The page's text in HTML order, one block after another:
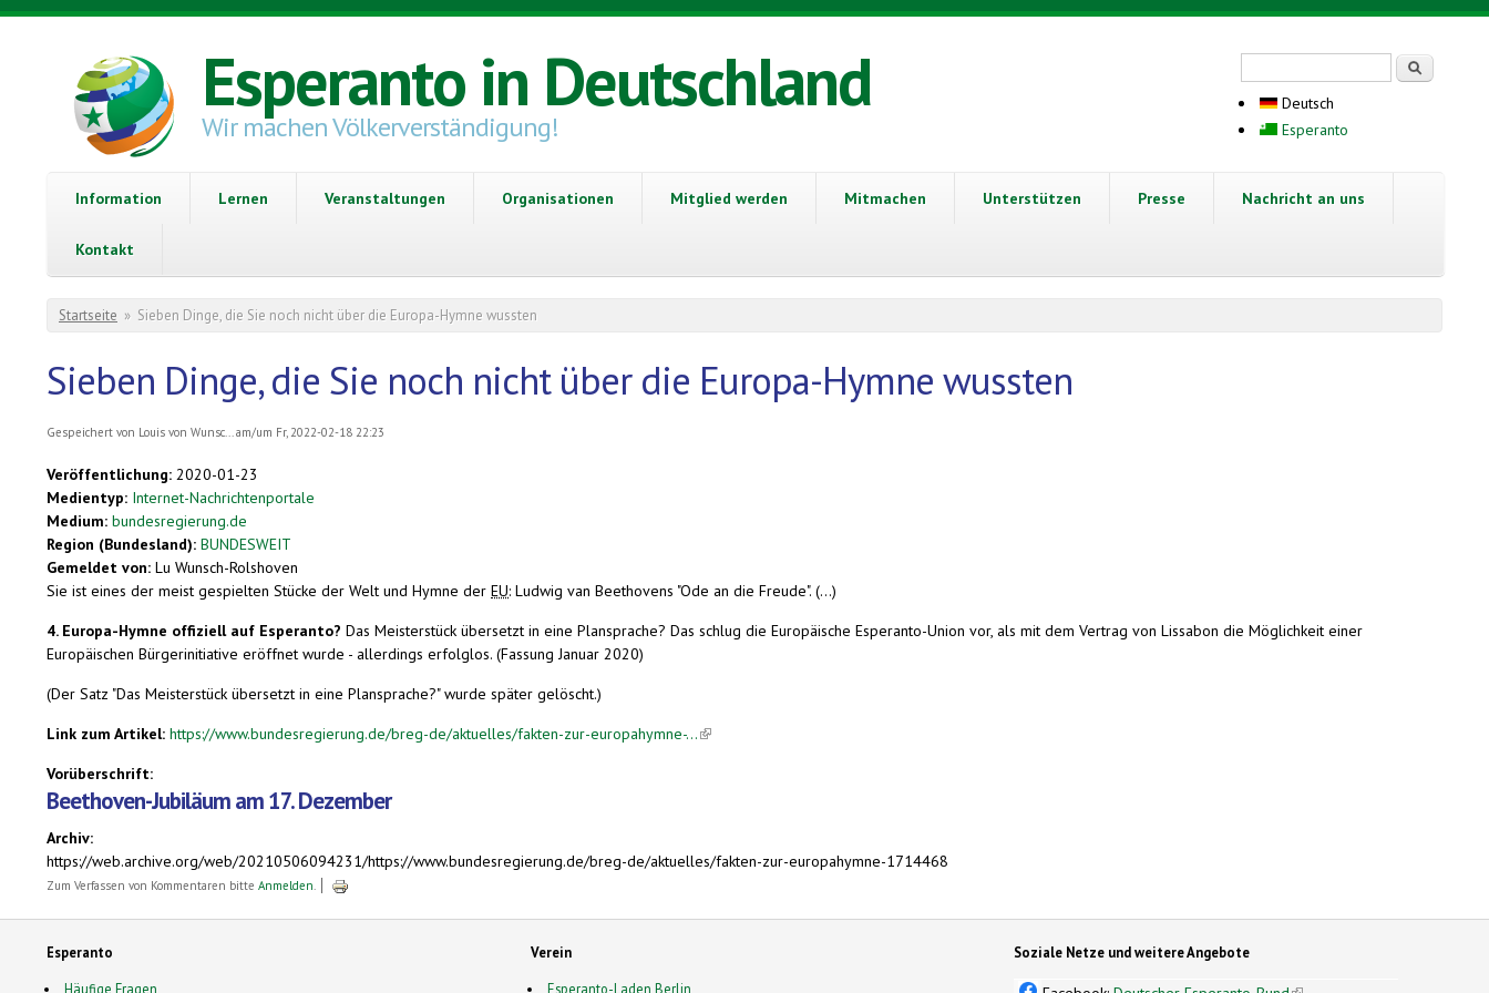
Direkt zum Inhalt
Esperanto in Deutschland
Wir machen Völkerverständigung!
Deutsch
Esperanto
Information Lernen Veranstaltungen Organisationen Mitglied werden Mitmachen Unterstützen Presse Nachricht an uns
Kontakt
Sie sind hier
Startseite » Sieben Dinge, die Sie noch nicht über die Europa-Hymne wussten
Sieben Dinge, die Sie noch nicht über die Europa-Hymne wussten
Gespeichert von Louis von Wunsc...am/um Fr, 2022-02-18 22:23
Veröffentlichung: 2020-01-23
Medientyp: Internet-Nachrichtenportale
Medium: bundesregierung.de
Region (Bundesland): BUNDESWEIT
Gemeldet von: Lu Wunsch-Rolshoven
Sie ist eines der meist gespielten Stücke der Welt und Hymne der EU: Ludwig van Beethovens "Ode an die Freude". (...)
4. Europa-Hymne offiziell auf Esperanto? Das Meisterstück übersetzt in eine Plansprache? Das schlug die Europäische Esperanto-Union vor, als mit dem Vertrag von Lissabon die Möglichkeit einer
Europäischen Bürgerinitiative eröffnet wurde - allerdings erfolglos. (Fassung Januar 2020)
(Der Satz "Das Meisterstück übersetzt in eine Plansprache?" wurde später gelöscht.)
Link zum Artikel: https://www.bundesregierung.de/breg-de/aktuelles/fakten-zur-europahymne-...(link is external)
Vorüberschrift:
Beethoven-Jubiläum am 17. Dezember
Archiv:
https://web.archive.org/web/20210506094231/https://www.bundesregierung.de/breg-de/aktuelles/fakten-zur-europahymne-1714468
Zum Verfassen von Kommentaren bitte Anmelden.
Esperanto
Häufige Fragen
Verein
Esperanto-Laden Berlin
Soziale Netze und weitere Angebote